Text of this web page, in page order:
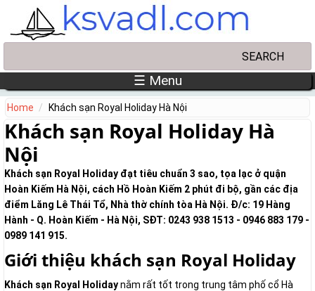
Skip to main content
☰ Menu
Home Khách sạn Royal Holiday Hà Nội
Khách sạn Royal Holiday Hà
Nội
Khách sạn Royal Holiday đạt tiêu chuẩn 3 sao, tọa lạc ở quận
Hoàn Kiếm Hà Nội, cách Hồ Hoàn Kiếm 2 phút đi bộ, gần các địa
điểm Lăng Lê Thái Tổ, Nhà thờ chính tòa Hà Nội. Đ/c: 19 Hàng
Hành - Q. Hoàn Kiếm - Hà Nội, SĐT: 0243 938 1513 - 0946 883 179 -
0989 141 915.
Giới thiệu khách sạn Royal Holiday
Khách sạn Royal Holidaynằm rất tốt trong trung tâm phố cổ Hà